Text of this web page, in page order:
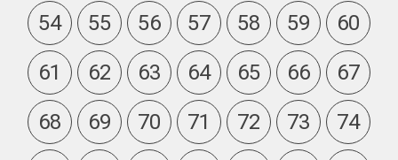
54
55 56 57 58 59
60
61
62 63 64 65 66
67
68
69 70 71 72 73
74